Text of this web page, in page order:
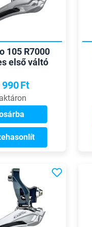
105 R7000
első váltó
Ft